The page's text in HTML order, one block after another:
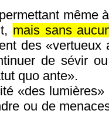
même
mais sans
des «vertueux
de sévir
quo ante».
«des
ou de